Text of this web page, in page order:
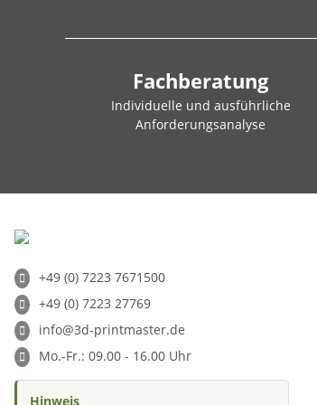
Fachberatung
Individuelle und ausführliche
Anforderungsanalyse
+49 (0) 7223 7671500
+49 (0) 7223 27769
info@3d-printmaster.de
Mo.-Fr.: 09.00 - 16.00 Uhr
Hinweis